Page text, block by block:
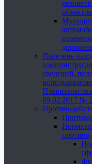
Перечень
сведений,
09.02.2017 №